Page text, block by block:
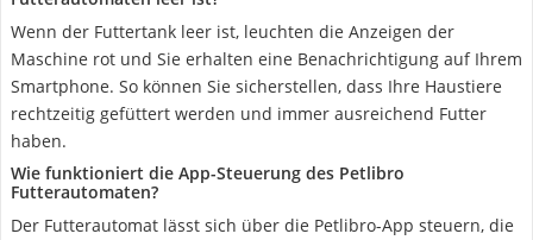
Wenn der Futtertank leer ist, leuchten die Anzeigen der
Maschine rot und Sie erhalten eine Benachrichtigung auf Ihrem
Smartphone. So können Sie sicherstellen, dass Ihre Haustiere
rechtzeitig gefüttert werden und immer ausreichend Futter
haben.
Wie funktioniert die App-Steuerung des Petlibro
Futterautomaten?
Der Futterautomat lässt sich über die Petlibro-App steuern, die